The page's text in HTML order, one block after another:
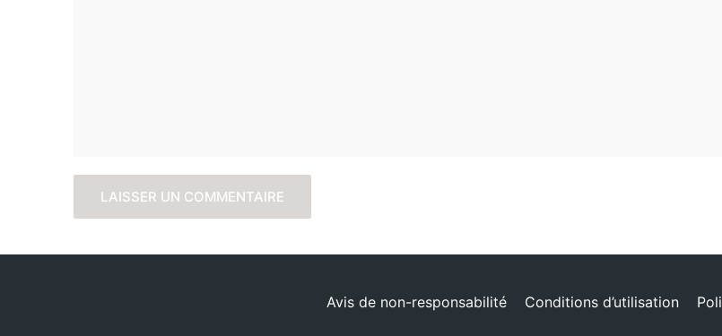
Avis de non-responsabilité Conditions d’utilisation